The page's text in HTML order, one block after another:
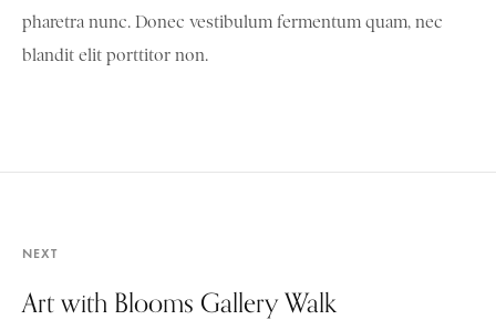
pharetra nunc. Donec vestibulum fermentum quam, nec
blandit elit porttitor non.
NEXT
Art with Blooms Gallery Walk